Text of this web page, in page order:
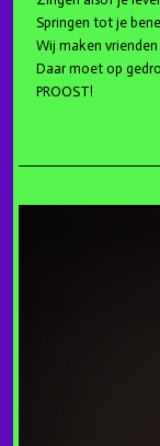
Springen tot je
Wij maken
Daar moet op
PROOST!